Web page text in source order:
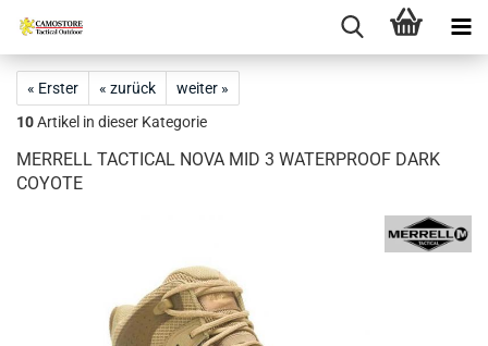
« Erster « zurück
weiter »
10Artikel in dieser Kategorie
MERRELL TACTICAL NOVA MID 3 WATERPROOF DARK
COYOTE